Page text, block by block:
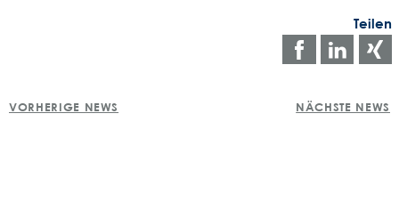
Teilen
Auf
teilen
Auf
POST
VORHERIGE NEWS NÄCHSTE NEWS